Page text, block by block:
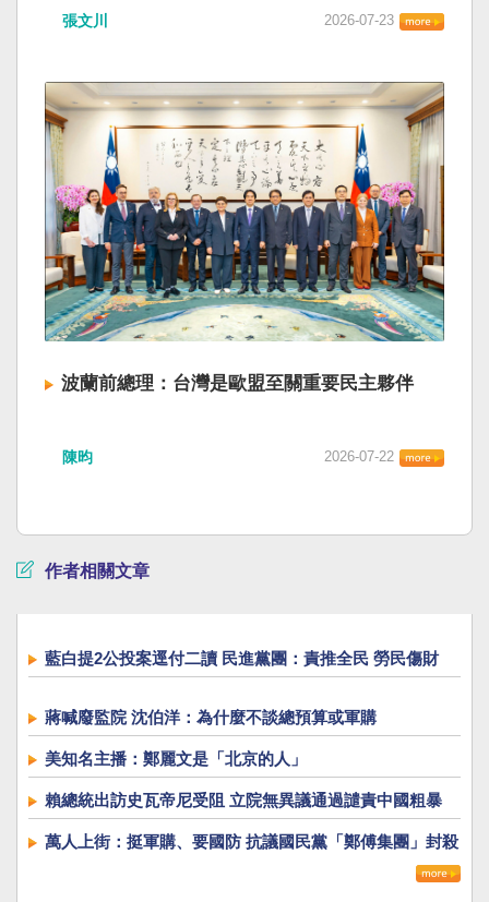
張文川 2026-07-23
波蘭前總理：台灣是歐盟至關重要民主夥伴
陳昀 2026-07-22
作者相關文章
藍白提2公投案逕付二讀 民進黨團：責推全民 勞民傷財
蔣喊廢監院 沈伯洋：為什麼不談總預算或軍購
美知名主播：鄭麗文是「北京的人」
賴總統出訪史瓦帝尼受阻 立院無異議通過譴責中國粗暴
萬人上街：挺軍購、要國防 抗議國民黨「鄭傅集團」封殺